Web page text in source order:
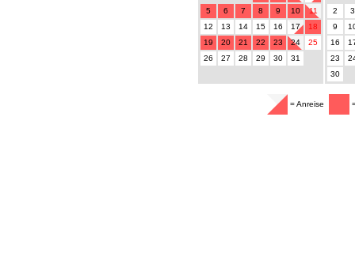
5
6 7 8 9 10
11
12
13 14 15 16 17
18
19
20 21 22 23 24
25
26
27 28 29 30 31
2
3
9
16
23
30
= Anreise